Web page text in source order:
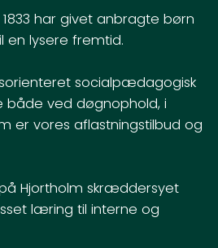
har givet anbragte børn
en lysere fremtid.
socialpædagogisk
både ved døgnophold, i
er vores aflastningstilbud og
Hjortholm skræddersyet
læring til interne og